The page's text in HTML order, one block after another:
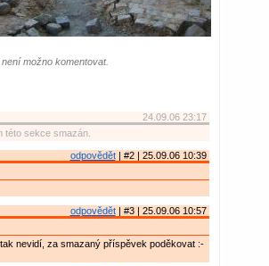
možno komentovat.
24.09.06 23:17
této sekce smazán.
odpovědět| #2 | 25.09.06 10:39
odpovědět| #3 | 25.09.06 10:57
nevidí, za smazaný příspěvek poděkovat :-